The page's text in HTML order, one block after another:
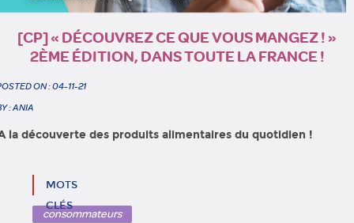
[CP] « DÉCOUVREZ CE QUE VOUS MANGEZ ! »
2ÈME ÉDITION, DANS TOUTE LA FRANCE !
ON : 04-11-21
: ANIA
la découverte des produits alimentaires du quotidien !
MOTS
CLÉS
consommateurs